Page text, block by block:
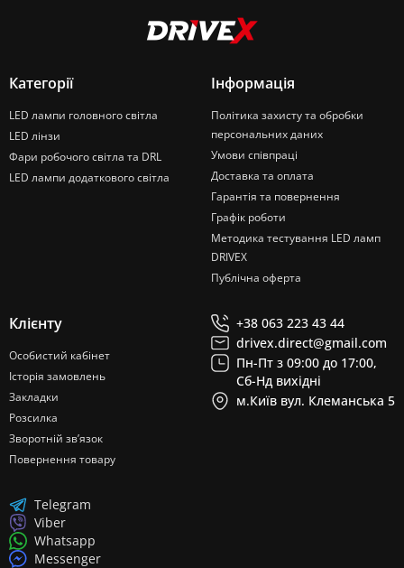
Категорії
LED лампи головного світла
LED лінзи
Фари робочого світла та DRL
LED лампи додаткового світла
Інформація
Політика захисту та обробки
персональних даних
Умови співпраці
Доставка та оплата
Гарантія та повернення
Графік роботи
Методика тестування LED ламп
DRIVEX
Публічна оферта
Клієнту
Особистий кабінет
Історія замовлень
Закладки
Розсилка
Зворотній зв’язок
Повернення товару
+38 063 223 43 44
drivex.direct@gmail.com
Пн-Пт з 09:00 до 17:00,
Сб-Нд вихідні
м.Київ вул. Клеманська 5
Telegram
Viber
Whatsapp
Messenger